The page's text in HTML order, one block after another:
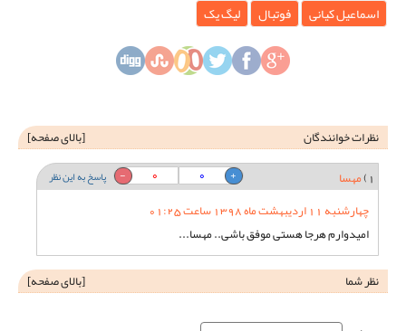
اسماعیل کیانی فوتبال لیگ یک
نظرات خوانندگان [بالای صفحه]
1) مهسا پاسخ به این نظر 0
0
چهارشنبه 11 اردیبهشت ماه 1398 ساعت 01:25
امیدوارم هرجا هستی موفق باشی.. مهسا...
نظر شما
[بالای صفحه]